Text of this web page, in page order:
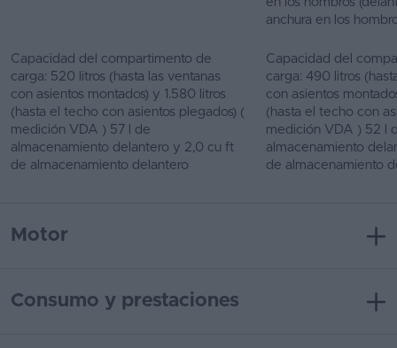
anchura en los
Capacidad del compartimento de
carga: 520 litros (hasta las ventanas
con asientos montados) y 1.580 litros
(hasta el techo con asientos plegados) (
medición VDA ) 57 l de
almacenamiento delantero y 2,0 cu ft
de almacenamiento delantero
Capacidad del
carga: 490 litros
con asientos
(hasta el techo con
medición VDA ) 52 l
almacenamiento
de almacenamiento
Motor
Consumo y prestaciones